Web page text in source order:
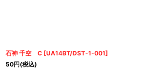
石神 千空 C [UA14BT/DST-1-001]
50円(税込)